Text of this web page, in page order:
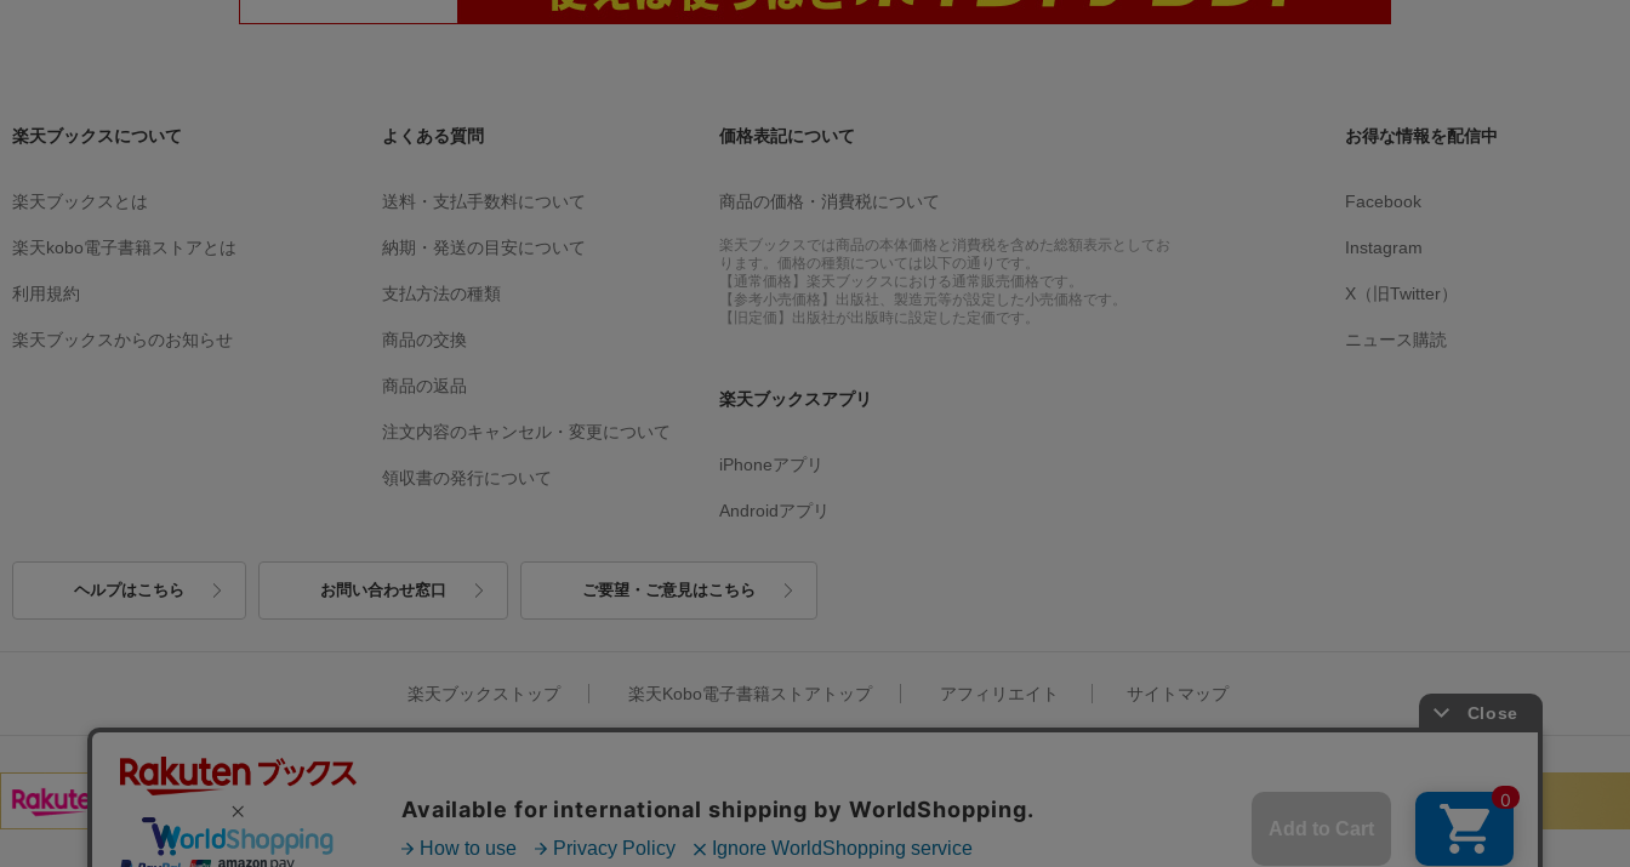
楽天ブックスについて
楽天ブックスとは
楽天kobo電子書籍ストアとは
利用規約
楽天ブックスからのお知らせ
よくある質問
送料・支払手数料について
納期・発送の目安について
支払方法の種類
商品の交換
商品の返品
注文内容のキャンセル・変更について
領収書の発行について
価格表記について
商品の価格・消費税について
楽天ブックスでは商品の本体価格と消費税を含めた総額表示としてお
ります。価格の種類については以下の通りです。
【通常価格】楽天ブックスにおける通常販売価格です。
【参考小売価格】出版社、製造元等が設定した小売価格です。
【旧定価】出版社が出版時に設定した定価です。
楽天ブックスアプリ
iPhoneアプリ
Androidアプリ
お得な情報を配信中
Facebook
Instagram
X（旧Twitter）
ニュース購読
ヘルプはこちら お問い合わせ窓口 ご要望・ご意見はこちら
楽天ブックストップ 楽天Kobo電子書籍ストアトップ アフィリエイト サイトマップ